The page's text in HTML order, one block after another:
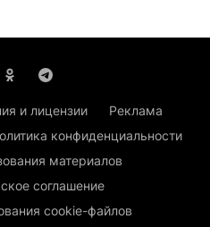
и лицензии
Реклама
конфиденциальности
материалов
соглашение
cookie-файлов